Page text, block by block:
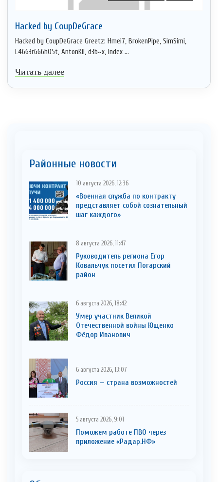
Hacked by CoupDeGrace
Hacked by CoupDeGrace Greetz: Hmei7, BrokenPipe, SimSimi,
L4663r666h05t, AntonKil, d3b~x, Index ...
Читать далее
Районные новости
10 августа 2026, 12:36
«Военная служба по контракту
представляет собой сознательный
шаг каждого»
8 августа 2026, 11:47
Руководитель региона Егор
Ковальчук посетил Погарский
район
6 августа 2026, 18:42
Умер участник Великой
Отечественной войны Ющенко
Фёдор Иванович
6 августа 2026, 13:07
Россия — страна возможностей
5 августа 2026, 9:01
Поможем работе ПВО через
приложение «Радар.НФ»